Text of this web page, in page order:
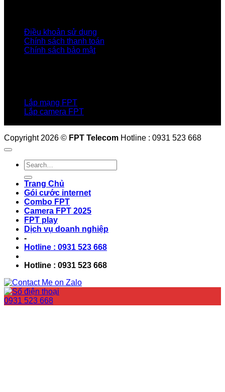
Điều khoản sử dụng
Chính sách thanh toán
Chính sách bảo mật
Lắp mạng FPT
Lắp camera FPT
Copyright 2026 © FPT Telecom Hotline : 0931 523 668
Trang Chủ
Gói cước internet
Combo FPT
Camera FPT 2025
FPT play
Dịch vụ doanh nghiệp
-
Hotline : 0931 523 668
Hotline : 0931 523 668
0931 523 668